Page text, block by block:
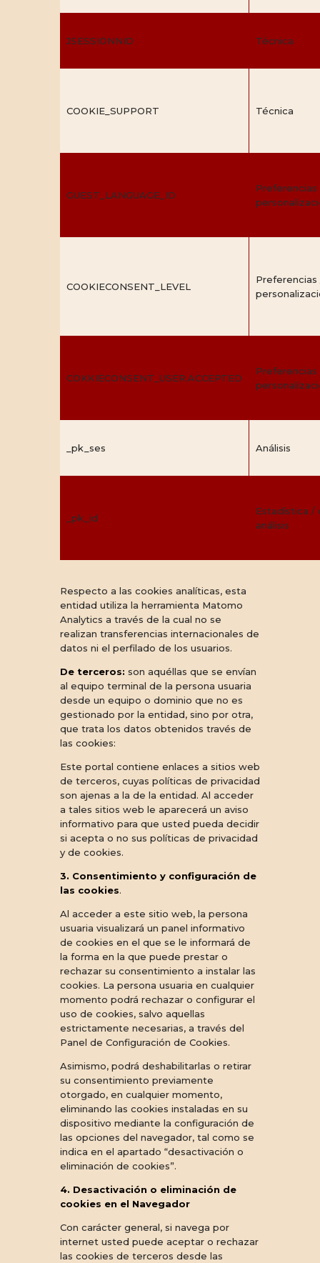
JSESSIONNID Técnica
COOKIE_SUPPORT Técnica
GUEST_LANGUAGE_ID
Preferencias
COOKIECONSENT_LEVEL
Preferencias
COKKIECONSENT_USER.ACCEPTED
Preferencias
_pk_ses Análisis
_pk_id
Estadística /
análisis
Respecto a las cookies analíticas, esta
entidad utiliza la herramienta Matomo
Analytics a través de la cual no se
realizan transferencias internacionales de
datos ni el perfilado de los usuarios.
De terceros: son aquéllas que se envían
al equipo terminal de la persona usuaria
desde un equipo o dominio que no es
gestionado por la entidad, sino por otra,
que trata los datos obtenidos través de
las cookies:
Este portal contiene enlaces a sitios web
de terceros, cuyas políticas de privacidad
son ajenas a la de la entidad. Al acceder
a tales sitios web le aparecerá un aviso
informativo para que usted pueda decidir
si acepta o no sus políticas de privacidad
y de cookies.
3. Consentimiento y configuración de
las cookies.
Al acceder a este sitio web, la persona
usuaria visualizará un panel informativo
de cookies en el que se le informará de
la forma en la que puede prestar o
rechazar su consentimiento a instalar las
cookies. La persona usuaria en cualquier
momento podrá rechazar o configurar el
uso de cookies, salvo aquellas
estrictamente necesarias, a través del
Panel de Configuración de Cookies.
Asimismo, podrá deshabilitarlas o retirar
su consentimiento previamente
otorgado, en cualquier momento,
eliminando las cookies instaladas en su
dispositivo mediante la configuración de
las opciones del navegador, tal como se
indica en el apartado “desactivación o
eliminación de cookies”.
4. Desactivación o eliminación de
cookies en el Navegador
Con carácter general, si navega por
internet usted puede aceptar o rechazar
las cookies de terceros desde las